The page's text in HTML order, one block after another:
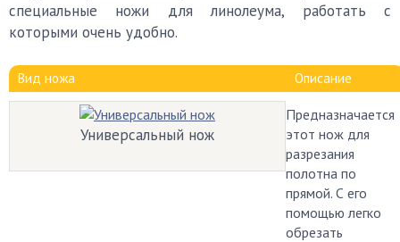
специальные ножи для линолеума, работать с
которыми очень удобно.
Вид ножа Описание
Универсальный нож
Предназначается
этот нож для
разрезания
полотна по
прямой. С его
помощью легко
обрезать